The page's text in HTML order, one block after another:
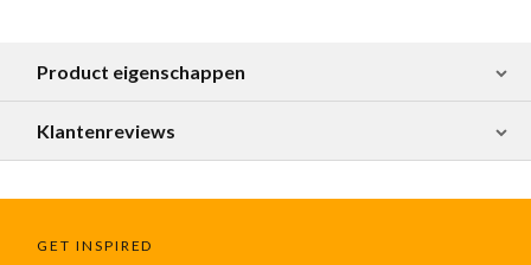
Product eigenschappen
Klantenreviews
GET INSPIRED